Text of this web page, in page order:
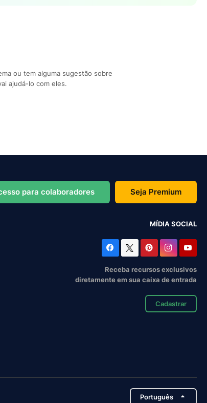
ou tem alguma sugestão sobre
ajudá-lo com eles.
para colaboradores Seja Premium
MÍDIA SOCIAL
Receba recursos exclusivos
diretamente em sua caixa de entrada
Cadastrar
Português